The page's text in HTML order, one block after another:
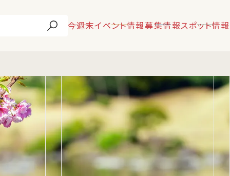
今週末イベント情報募集情報スポット情報